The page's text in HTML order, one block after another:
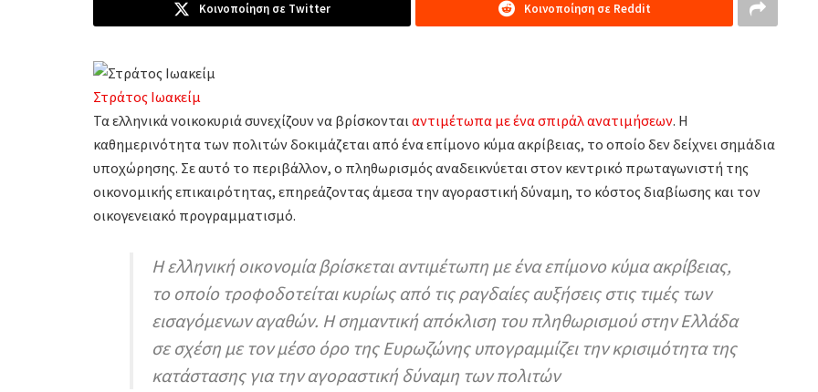
Κοινοποίηση σε Twitter Κοινοποίηση σε Reddit
Στράτος Ιωακείμ
Τα ελληνικά νοικοκυριά συνεχίζουν να βρίσκονται αντιμέτωπα με ένα σπιράλ ανατιμήσεων. Η
καθημερινότητα των πολιτών δοκιμάζεται από ένα επίμονο κύμα ακρίβειας, το οποίο δεν δείχνει σημάδια
υποχώρησης. Σε αυτό το περιβάλλον, ο πληθωρισμός αναδεικνύεται στον κεντρικό πρωταγωνιστή της
οικονομικής επικαιρότητας, επηρεάζοντας άμεσα την αγοραστική δύναμη, το κόστος διαβίωσης και τον
οικογενειακό προγραμματισμό.
Η ελληνική οικονομία βρίσκεται αντιμέτωπη με ένα επίμονο κύμα ακρίβειας,
το οποίο τροφοδοτείται κυρίως από τις ραγδαίες αυξήσεις στις τιμές των
εισαγόμενων αγαθών. Η σημαντική απόκλιση του πληθωρισμού στην Ελλάδα
σε σχέση με τον μέσο όρο της Ευρωζώνης υπογραμμίζει την κρισιμότητα της
κατάστασης για την αγοραστική δύναμη των πολιτών